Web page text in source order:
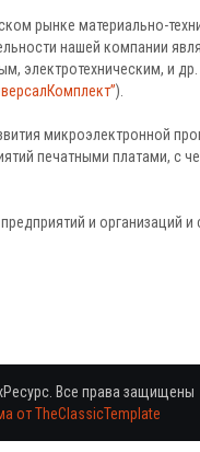
рынке материально-
нашей компании
электротехническим, и др.
).
микроэлектронной
печатными платами, с
и организаций и
Все права защищены
от TheClassicTemplate